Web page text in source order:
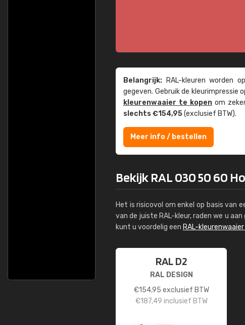
Belangrijk: RAL-kleuren worden
gegeven. Gebruik de kleur­impressie
kleuren­waaier te kopenom
slechts €154,95(exclusief BTW).
Meer info / bestellen
Bekijk RAL 030 50 60
Het is risicovol om enkel op basis van
van de juiste RAL-kleur, raden we u
kunt u voordelig een RAL-
RAL D2
RAL DESIGN
€154,95 exclusief BTW
€187,49 inclusief BTW